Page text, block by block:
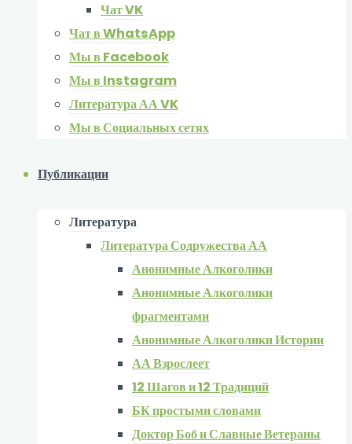
Чат VK
Чат в WhatsApp
Мы в Facebook
Мы в Instagram
Литература АА VK
Мы в Социальных сетях
Публикации
Литература
Литература Содружества АА
Анонимные Алкоголики
Анонимные Алкоголики
фрагментами
Анонимные Алкоголики Истории
АА Взрослеет
12 Шагов и 12 Традиций
БК простыми словами
Доктор Боб и Славные Ветераны